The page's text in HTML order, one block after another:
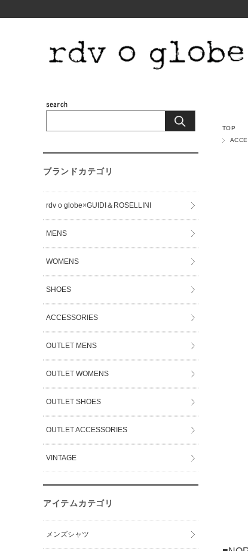
TOP
ブランドカテゴリ
rdv o globe×GUIDI＆ROSELLINI
MENS
WOMENS
SHOES
ACCESSORIES
OUTLET MENS
OUTLET WOMENS
OUTLET SHOES
OUTLET ACCESSORIES
VINTAGE
アイテムカテゴリ
メンズシャツ